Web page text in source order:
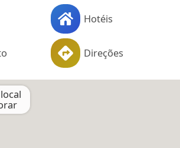
Hotéis
Direções